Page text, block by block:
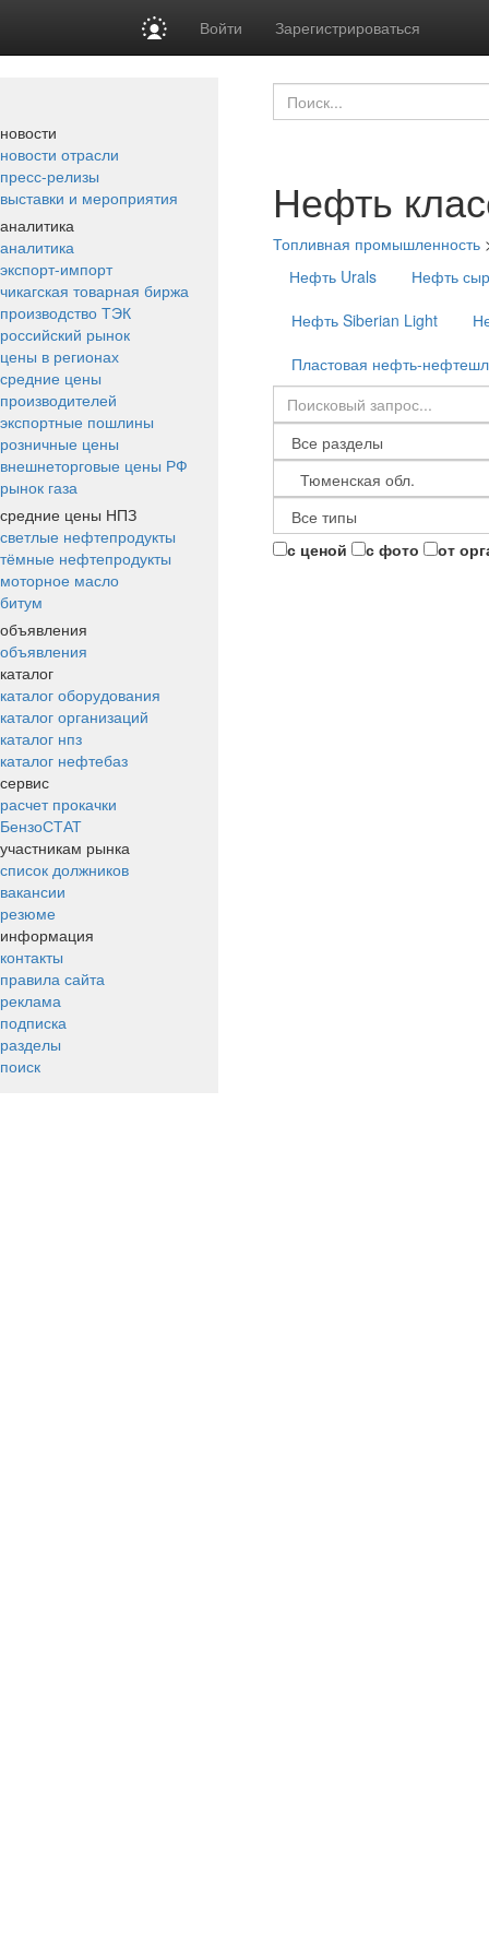
Войти Зарегистрироваться
новости
новости отрасли
пресс-релизы
выставки и мероприятия
аналитика
аналитика
экспорт-импорт
чикагская товарная биржа
производство ТЭК
российский рынок
цены в регионах
средние цены
производителей
экспортные пошлины
розничные цены
внешнеторговые цены РФ
рынок газа
средние цены НПЗ
светлые нефтепродукты
тёмные нефтепродукты
моторное масло
битум
объявления
объявления
каталог
каталог оборудования
каталог организаций
каталог нпз
каталог нефтебаз
сервис
расчет прокачки
БензоСТАТ
участникам рынка
список должников
вакансии
резюме
информация
контакты
правила сайта
реклама
подписка
разделы
поиск
Нефть
Топливная промышленность
Нефть Urals
Нефть
Нефть Siberian Light
Пластовая нефть-
с ценой с фото от